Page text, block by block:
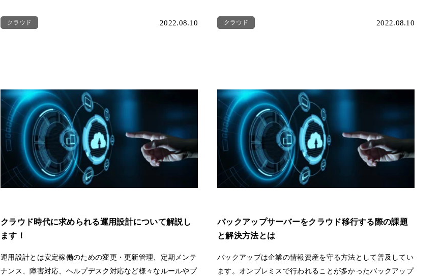
クラウド 2022.08.10 クラウド 2022.08.10
クラウド時代に求められる運用設計について解説し
ます！
運用設計とは安定稼働のための変更・更新管理、定期メンテ
ナンス、障害対応、ヘルプデスク対応など様々なルールやプ
バックアップサーバーをクラウド移行する際の課題
と解決方法とは
バックアップは企業の情報資産を守る方法として普及してい
ます。オンプレミスで行われることが多かったバックアップ